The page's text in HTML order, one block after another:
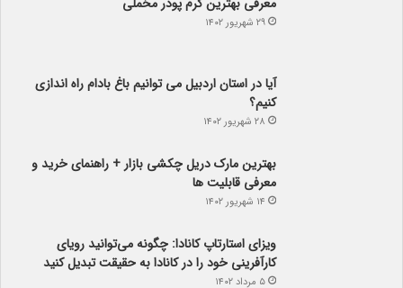
آیا در استان اردبیل می توانیم باغ بادام راه اندازی
کنیم؟
بهترین مارک دریل چکشی بازار + راهنمای خرید و
معرفی قابلیت ها
ویزای استارتاپ کانادا: چگونه می‌توانید رویای
کارآفرینی خود را در کانادا به حقیقت تبدیل کنید
راهنمای خرید دسته گل مناسب برای هدیه دادن
۲ مرداد ۱۴۰۲